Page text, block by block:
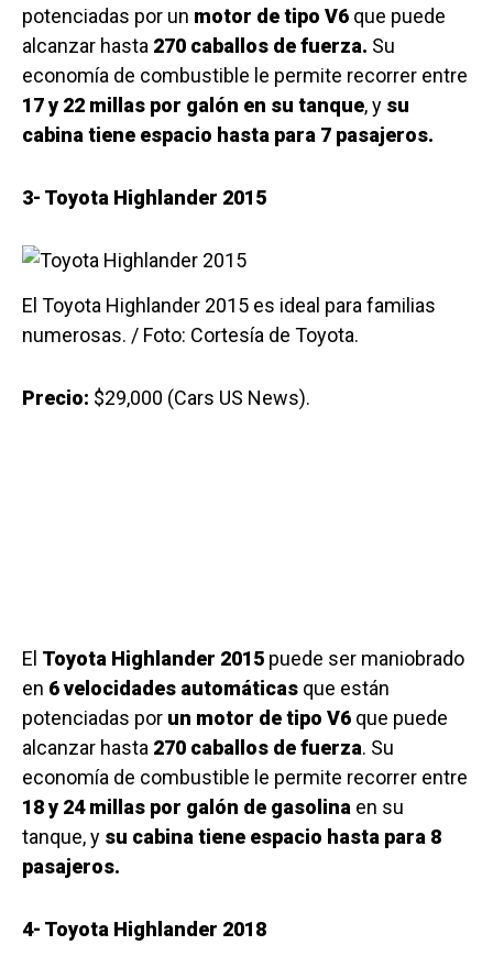
potenciadas por un motor de tipo V6 que puede
alcanzar hasta 270 caballos de fuerza. Su
economía de combustible le permite recorrer entre
17 y 22 millas por galón en su tanque, y su
cabina tiene espacio hasta para 7 pasajeros.
3- Toyota Highlander 2015
El Toyota Highlander 2015 es ideal para familias
numerosas. / Foto: Cortesía de Toyota.
Precio: $29,000 (Cars US News).
El Toyota Highlander 2015 puede ser maniobrado
en 6 velocidades automáticas que están
potenciadas por un motor de tipo V6 que puede
alcanzar hasta 270 caballos de fuerza. Su
economía de combustible le permite recorrer entre
18 y 24 millas por galón de gasolina en su
tanque, y su cabina tiene espacio hasta para 8
pasajeros.
4- Toyota Highlander 2018